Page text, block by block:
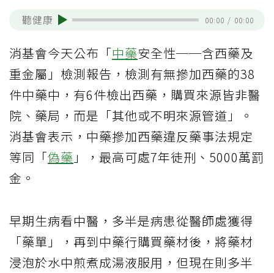
聽健康 00:00 / 00:00
消基會今天公布「中藥安全性──含西藥及
重金屬」檢測報告，檢測有無摻加西藥的38
件中藥中，有6件檢出西藥，購買來源皆非醫
院、藥局，而是「其他或不明來源管道」。
消基會表示，中藥摻加西藥違反藥事法規定
等同「偽藥 」，最高可處7年徒刑、5000萬罰
金。
早期生病看中醫，多半是病患從醫師處獲得
「藥單」，再到中藥行購買藥材後，將藥材
浸泡於水中煎煮成湯液服用，但現在則多半